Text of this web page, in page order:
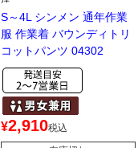
S～4L シンメン 通年作業
服 作業着 バウンディトリ
コットパンツ 04302
¥2,910税込